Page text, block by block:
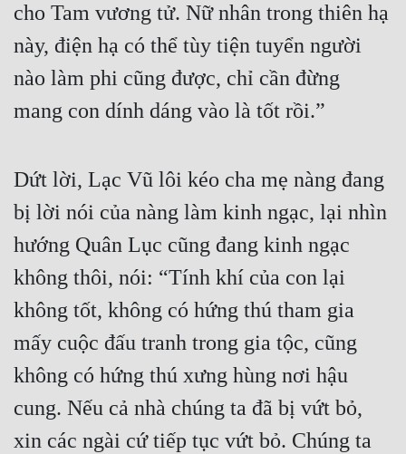
cho Tam vương tử. Nữ nhân trong thiên hạ
này, điện hạ có thể tùy tiện tuyển người
nào làm phi cũng được, chỉ cần đừng
mang con dính dáng vào là tốt rồi.”
Dứt lời, Lạc Vũ lôi kéo cha mẹ nàng đang
bị lời nói của nàng làm kinh ngạc, lại nhìn
hướng Quân Lục cũng đang kinh ngạc
không thôi, nói: “Tính khí của con lại
không tốt, không có hứng thú tham gia
mấy cuộc đấu tranh trong gia tộc, cũng
không có hứng thú xưng hùng nơi hậu
cung. Nếu cả nhà chúng ta đã bị vứt bỏ,
xin các ngài cứ tiếp tục vứt bỏ. Chúng ta